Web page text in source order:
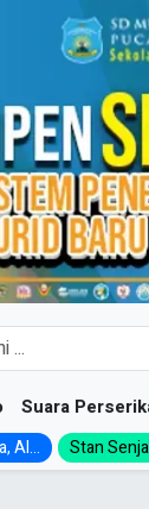
Suara
Al... Stan